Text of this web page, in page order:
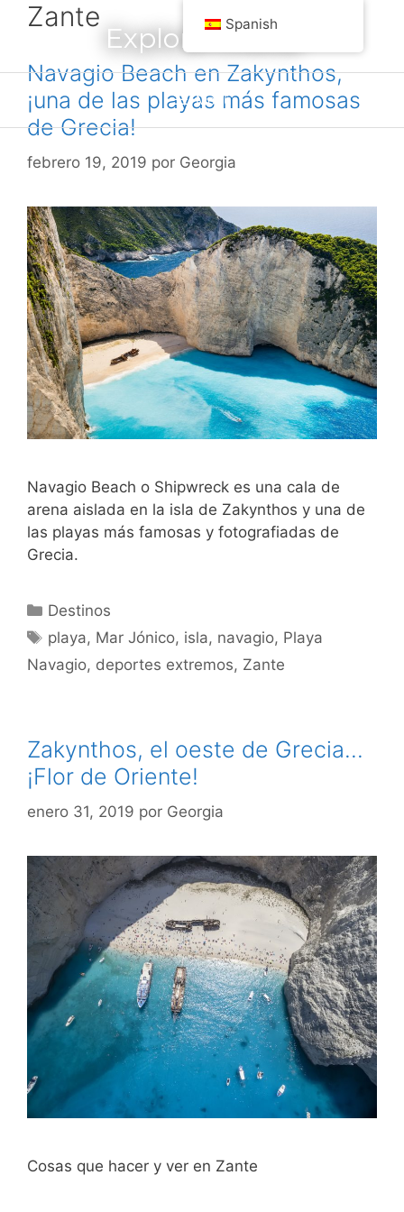
saltar
Explora Grecia
Menú
Zante
Navagio Beach en Zakynthos,
¡una de las playas más famosas
de Grecia!
febrero 19, 2019 por Georgia
Navagio Beach o Shipwreck es una cala de
arena aislada en la isla de Zakynthos y una de
las playas más famosas y fotografiadas de
Grecia.
Categorías
Destinos
Etiquetas
playa, Mar Jónico, isla, navagio, Playa
Navagio, deportes extremos, Zante
Zakynthos, el oeste de Grecia...
¡Flor de Oriente!
enero 31, 2019 por Georgia
Cosas que hacer y ver en Zante
Spanish